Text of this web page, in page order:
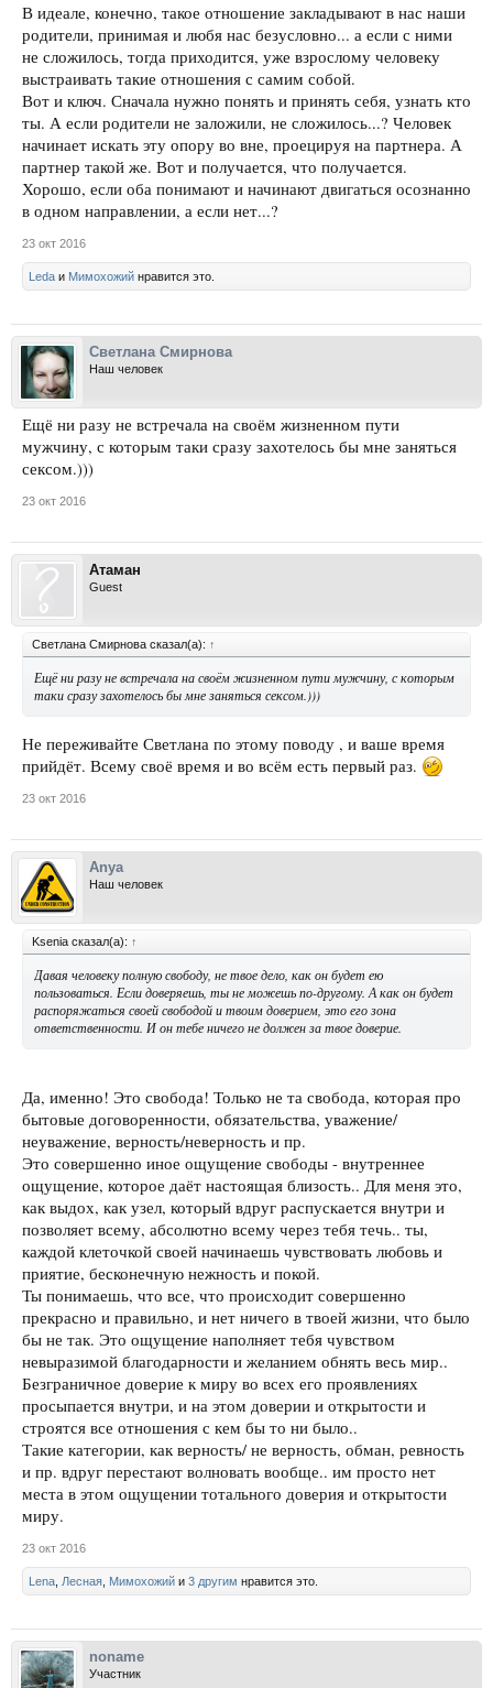
В идеале, конечно, такое отношение закладывают в нас наши
родители, принимая и любя нас безусловно... а если с ними
не сложилось, тогда приходится, уже взрослому человеку
выстраивать такие отношения с самим собой.
Вот и ключ. Сначала нужно понять и принять себя, узнать кто
ты. А если родители не заложили, не сложилось...? Человек
начинает искать эту опору во вне, проецируя на партнера. А
партнер такой же. Вот и получается, что получается.
Хорошо, если оба понимают и начинают двигаться осознанно
в одном направлении, а если нет...?
23 окт 2016
Leda и Мимохожий нравится это.
Светлана Смирнова
Наш человек
Ещё ни разу не встречала на своём жизненном пути
мужчину, с которым таки сразу захотелось бы мне заняться
сексом.)))
23 окт 2016
Атаман
Guest
Светлана Смирнова сказал(а): ↑
Ещё ни разу не встречала на своём жизненном пути мужчину, с которым
таки сразу захотелось бы мне заняться сексом.)))
Не переживайте Светлана по этому поводу , и ваше время
прийдёт. Всему своё время и во всём есть первый раз.
23 окт 2016
Anya
Наш человек
Ksenia сказал(а): ↑
Давая человеку полную свободу, не твое дело, как он будет ею
пользоваться. Если доверяешь, ты не можешь по-другому. А как он будет
распоряжаться своей свободой и твоим доверием, это его зона
ответственности. И он тебе ничего не должен за твое доверие.
Да, именно! Это свобода! Только не та свобода, которая про
бытовые договоренности, обязательства, уважение/
неуважение, верность/неверность и пр.
Это совершенно иное ощущение свободы - внутреннее
ощущение, которое даёт настоящая близость.. Для меня это,
как выдох, как узел, который вдруг распускается внутри и
позволяет всему, абсолютно всему через тебя течь.. ты,
каждой клеточкой своей начинаешь чувствовать любовь и
приятие, бесконечную нежность и покой.
Ты понимаешь, что все, что происходит совершенно
прекрасно и правильно, и нет ничего в твоей жизни, что было
бы не так. Это ощущение наполняет тебя чувством
невыразимой благодарности и желанием обнять весь мир..
Безграничное доверие к миру во всех его проявлениях
просыпается внутри, и на этом доверии и открытости и
строятся все отношения с кем бы то ни было..
Такие категории, как верность/ не верность, обман, ревность
и пр. вдруг перестают волновать вообще.. им просто нет
места в этом ощущении тотального доверия и открытости
миру.
23 окт 2016
Lena Лесная Мимохожий и 3 другим нравится это.
noname
Участник